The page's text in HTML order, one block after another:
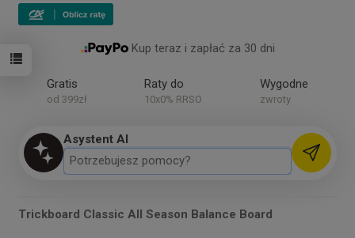
Kup teraz i zapłać za 30 dni
Gratis
od 399zł
Raty do
10x0% RRSO
Wygodne
zwroty
Asystent AI
Trickboard Classic All Season Balance Board